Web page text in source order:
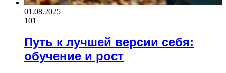
01.08.2025
101
Путь к лучшей версии себя:
обучение и рост